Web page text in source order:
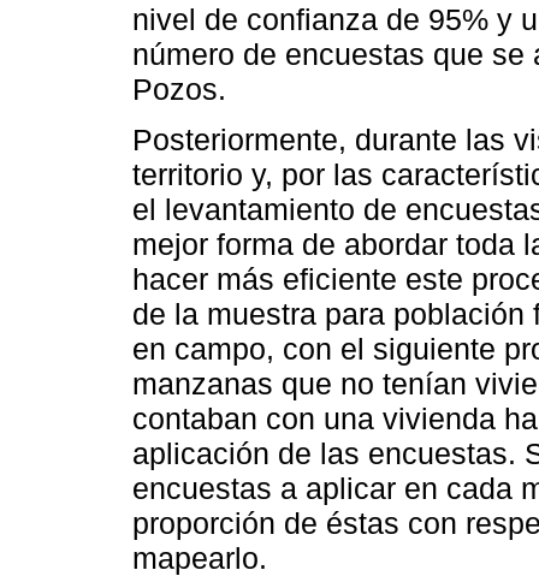
nivel de confianza de 95% y
número de encuestas que
Pozos.
Posteriormente, durante las
territorio y, por las
el levantamiento de
mejor forma de abordar toda
hacer más eficiente este
de la muestra para
en campo, con el siguiente
manzanas que no tenían
contaban con una vivienda
aplicación de las encuestas.
encuestas a aplicar en cada
proporción de éstas con
mapearlo.